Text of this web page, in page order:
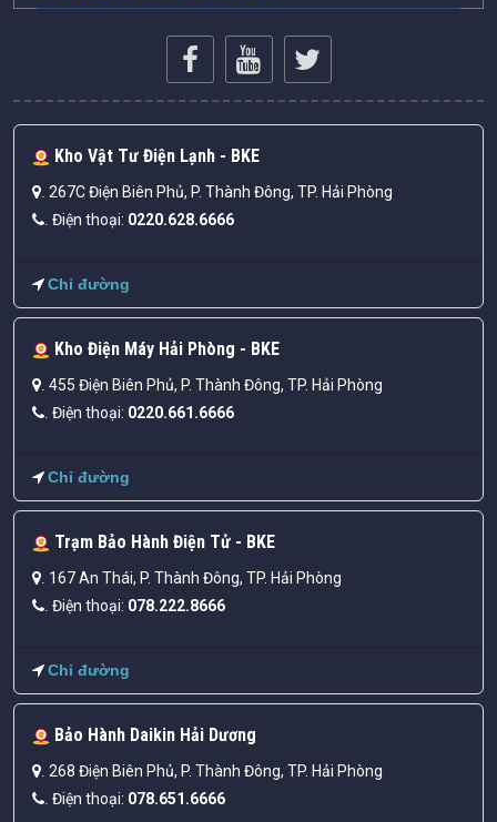
Kho Vật Tư Điện Lạnh - BKE
267C Điện Biên Phủ, P. Thành Đông, TP. Hải Phòng
Điện thoại: 0220.628.6666
Chỉ đường
Kho Điện Máy Hải Phòng - BKE
455 Điện Biên Phủ, P. Thành Đông, TP. Hải Phòng
Điện thoại: 0220.661.6666
Chỉ đường
Trạm Bảo Hành Điện Tử - BKE
167 An Thái, P. Thành Đông, TP. Hải Phòng
Điện thoại: 078.222.8666
Chỉ đường
Bảo Hành Daikin Hải Dương
268 Điện Biên Phủ, P. Thành Đông, TP. Hải Phòng
Điện thoại: 078.651.6666